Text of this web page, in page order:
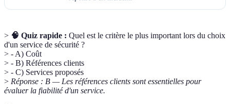
> 🧠 Quiz rapide : Quel est le critère le plus important lors du choix
d'un service de sécurité ?
> - A) Coût
> - B) Références clients
> - C) Services proposés
> Réponse : B — Les références clients sont essentielles pour
évaluer la fiabilité d'un service.